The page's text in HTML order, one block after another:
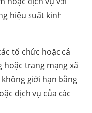
hiệu suất kinh
tổ chức hoặc cá
hoặc trang mạng xã
giới hạn bằng
dịch vụ của các